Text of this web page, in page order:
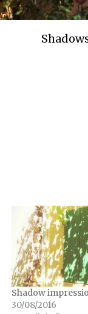
Shadow
30/08/2016